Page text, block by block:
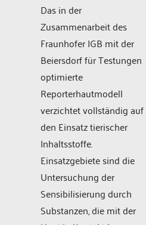
Das in der
Zusammenarbeit des
Fraunhofer IGB mit der
Beiersdorf für Testungen
optimierte
Reporterhautmodell
verzichtet vollständig auf
den Einsatz tierischer
Inhaltsstoffe.
Einsatzgebiete sind die
Untersuchung der
Sensibilisierung durch
Substanzen, die mit der